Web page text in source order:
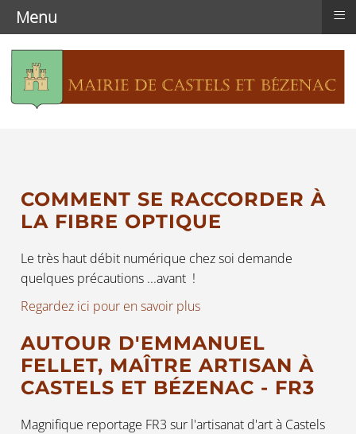
COMMENT SE RACCORDER À
LA FIBRE OPTIQUE
Le très haut débit numérique chez soi demande
quelques précautions ...avant !
Regardez ici pour en savoir plus
AUTOUR D'EMMANUEL
FELLET, MAÎTRE ARTISAN À
CASTELS ET BÉZENAC - FR3
Magnifique reportage FR3 sur l'artisanat d'art à Castels
Menu ≡